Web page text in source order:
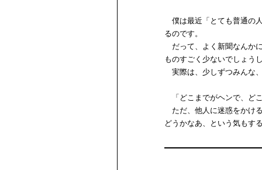
僕は最近「とても普通の
るのです。
だって、よく新聞なんか
ものすごく少ないでしょう
実際は、少しずつみんな
「どこまでがヘンで、ど
ただ、他人に迷惑をかけ
どうかなあ、という気もす